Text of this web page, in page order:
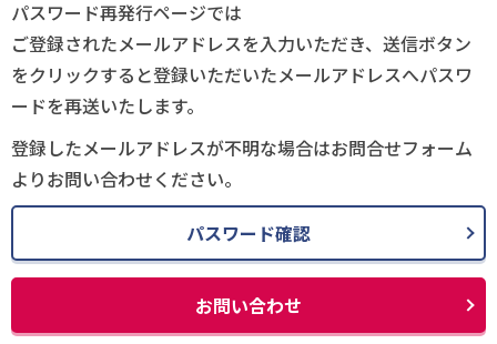
パスワード再発行ページでは
ご登録されたメールアドレスを入力いただき、送信ボタン
をクリックすると登録いただいたメールアドレスへパスワ
ードを再送いたします。
登録したメールアドレスが不明な場合はお問合せフォーム
よりお問い合わせください。
パスワード確認
お問い合わせ